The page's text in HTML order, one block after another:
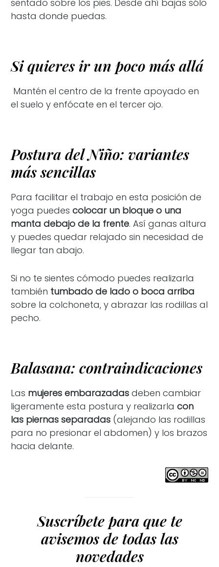
sentado sobre los pies. Desde ahí bajas sólo
hasta donde puedas.
Si quieres ir un poco más allá
Mantén el centro de la frente apoyado en
el suelo y enfócate en el tercer ojo.
Postura del Niño: variantes
más sencillas
Para facilitar el trabajo en esta posición de
yoga puedescolocar un bloque o una
manta debajo de la frente. Así ganas altura
y puedes quedar relajado sin necesidad de
llegar tan abajo.
Si no te sientes cómodo puedes realizarla
también tumbado de lado o boca arriba
sobre la colchoneta, y abrazar las rodillas al
pecho.
Balasana: contraindicaciones
Las mujeres embarazadas deben cambiar
ligeramente esta postura y realizarlacon
las piernas separadas (alejando las rodillas
para no presionar el abdomen) y los brazos
hacia delante.
Suscríbete para que te
avisemos de todas las
novedades